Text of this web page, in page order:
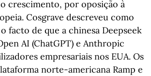
crescimento, por oposição à
Cosgrave descreveu como
facto de que a chinesa Deepseek
AI (ChatGPT) e Anthropic
empresariais nos EUA. Os
norte-americana Ramp e